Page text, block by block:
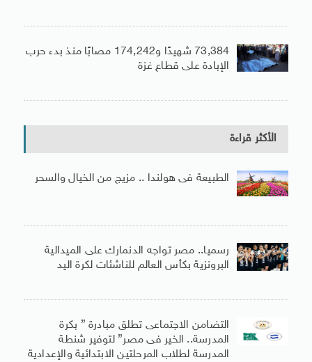
73,384 شهيدًا و174,242 مصابًا منذ بدء حرب
الإبادة على قطاع غزة
الأكثر قراءة
الطبيعة فى هولندا .. مزيج من الخيال والسحر
رسميا.. مصر تواجه الدنمارك على الميدالية
البرونزية بكأس العالم للناشئات لكرة اليد
التضامن الاجتماعى تطلق مبادرة ” بكرة
المدرسة.. الخير فى مصر” لتوفير شنطة
المدرسة لطلاب المرحلتين الابتدائية والإعدادية